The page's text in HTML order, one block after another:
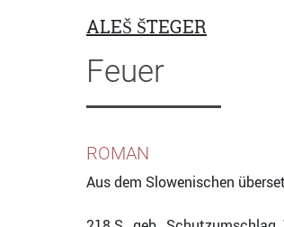
ALEŠ ŠTEGER
Feuer
ROMAN
Aus dem Slowenischen